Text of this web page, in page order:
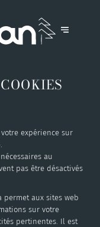
expérience sur
au
pas être désactivés
permet aux sites web
sur votre
pertinentes. Il est